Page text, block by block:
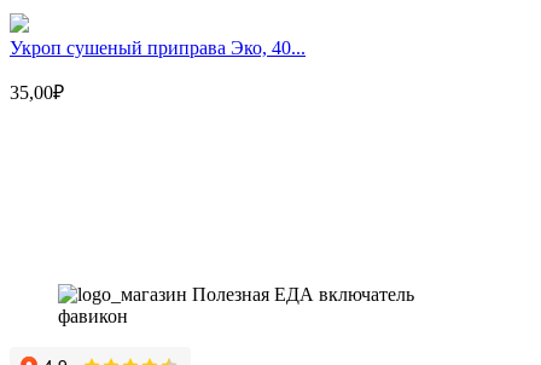
и
лаванда»,
200
г,
polezzno
Укроп сушеный приправа Эко, 40...
35,00₽